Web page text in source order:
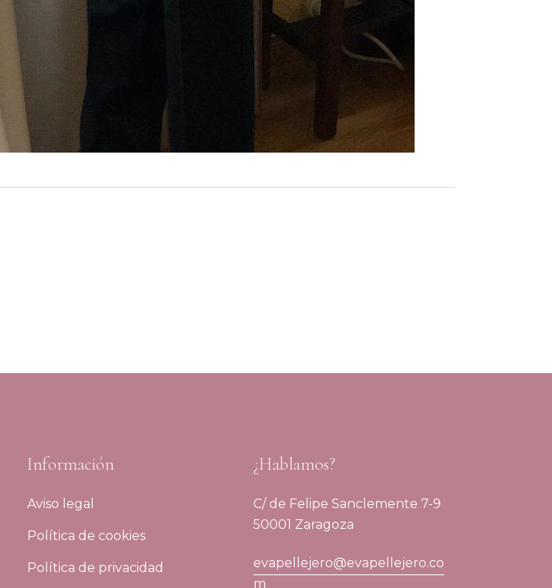
Información
Aviso legal
Política de cookies
Política de privacidad
¿Hablamos?
C/ de Felipe Sanclemente 7-9
50001 Zaragoza
evapellejero@evapellejero.co
m